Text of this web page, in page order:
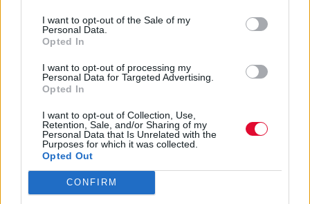
I want to opt-out of the Sale of my
Personal Data.
Opted In
I want to opt-out of processing my
Personal Data for Targeted Advertising.
Opted In
I want to opt-out of Collection, Use,
Retention, Sale, and/or Sharing of my
Personal Data that Is Unrelated with the
Purposes for which it was collected.
Opted Out
CONFIRM